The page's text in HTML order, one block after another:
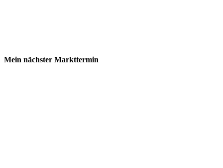
Mein nächster Markttermin